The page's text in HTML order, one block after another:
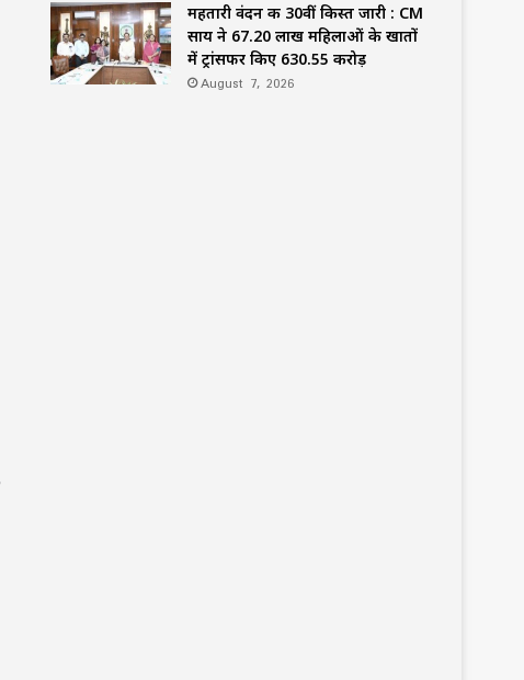
महतारी वंदन की 30वीं किस्त जारी : CM
साय ने 67.20 लाख महिलाओं के खातों
में ट्रांसफर किए ₹630.55 करोड़
August 7, 2026